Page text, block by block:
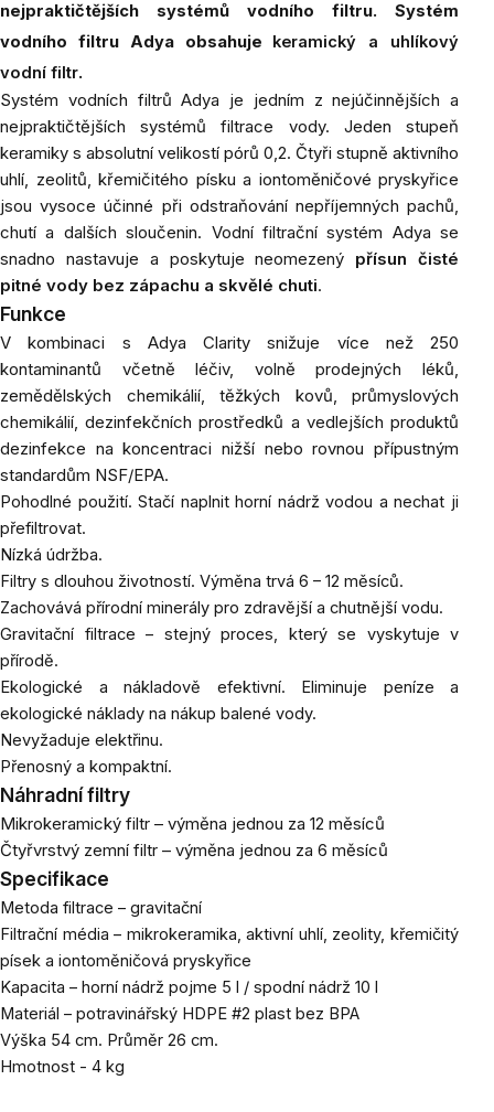
nejpraktičtějších systémů vodního filtru. Systém
vodního filtru Adya obsahuje keramický a uhlíkový
vodní filtr.
Systém vodních filtrů Adya je jedním z nejúčinnějších a
nejpraktičtějších systémů filtrace vody. Jeden stupeň
keramiky s absolutní velikostí pórů 0,2. Čtyři stupně aktivního
uhlí, zeolitů, křemičitého písku a iontoměničové pryskyřice
jsou vysoce účinné při odstraňování nepříjemných pachů,
chutí a dalších sloučenin. Vodní filtrační systém Adya se
snadno nastavuje a poskytuje neomezený přísun čisté
pitné vody bez zápachu a skvělé chuti.
Funkce
V kombinaci s Adya Clarity snižuje více než 250
kontaminantů včetně léčiv, volně prodejných léků,
zemědělských chemikálií, těžkých kovů, průmyslových
chemikálií, dezinfekčních prostředků a vedlejších produktů
dezinfekce na koncentraci nižší nebo rovnou přípustným
standardům NSF/EPA.
Pohodlné použití. Stačí naplnit horní nádrž vodou a nechat ji
přefiltrovat.
Nízká údržba.
Filtry s dlouhou životností. Výměna trvá 6 – 12 měsíců.
Zachovává přírodní minerály pro zdravější a chutnější vodu.
Gravitační filtrace – stejný proces, který se vyskytuje v
přírodě.
Ekologické a nákladově efektivní. Eliminuje peníze a
ekologické náklady na nákup balené vody.
Nevyžaduje elektřinu.
Přenosný a kompaktní.
Náhradní filtry
Mikrokeramický filtr – výměna jednou za 12 měsíců
Čtyřvrstvý zemní filtr – výměna jednou za 6 měsíců
Specifikace
Metoda filtrace – gravitační
Filtrační média – mikrokeramika, aktivní uhlí, zeolity, křemičitý
písek a iontoměničová pryskyřice
Kapacita – horní nádrž pojme 5 l / spodní nádrž 10 l
Materiál – potravinářský HDPE #2 plast bez BPA
Výška 54 cm. Průměr 26 cm.
Hmotnost - 4 kg